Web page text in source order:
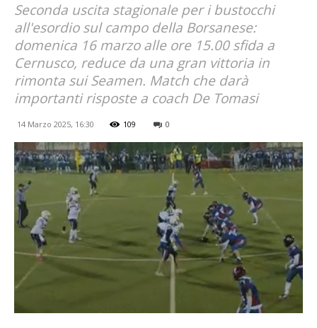
Seconda uscita stagionale per i bustocchi
all'esordio sul campo della Borsanese:
domenica 16 marzo alle ore 15.00 sfida a
Cernusco, reduce da una gran vittoria in
rimonta sui Seamen. Match che darà
importanti risposte a coach De Tomasi
14 Marzo 2025, 16:30 109 0